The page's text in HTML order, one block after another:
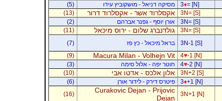
3♦= [N] מסיקה דניאל - מושקוביץ עידו
(5)
3N= [S]
אקסלרוד אשר - אקסלרוד דרור
(13)
3N= [S]
אורן יוסף - גפנר אברהם
(2)
3N= [S]
גולדנברג שלום - ירוס מיכאל
(11)
3N-1 [S]
בראל מיכאל - כץ פז
(7)
4♥-1 [N]
Macura Milan - Volhejn Vit
(9)
4♥-2 [N] חוטר יפה - אלול סימה
(3)
3N+2 [S]
אלון אלכס - אדטו אבי
(10)
3♦+1 [N] פיטרס דירק - לידור אורן
(6)
3N+1 [N]
Curakovic Dejan - Prijovic
Dejan
(16)